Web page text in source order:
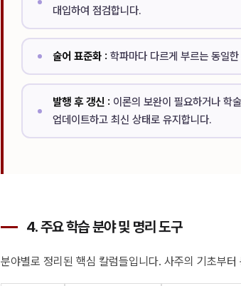
대입하여 점검합니다.
술어 표준화 : 학파마다 다르게 부르는 동일
발행 후 갱신 : 이론의 보완이 필요하거나 학
업데이트하고 최신 상태로 유지합니다.
4. 주요 학습 분야 및 명리 도구
분야별로 정리된 핵심 칼럼들입니다. 사주의 기초부